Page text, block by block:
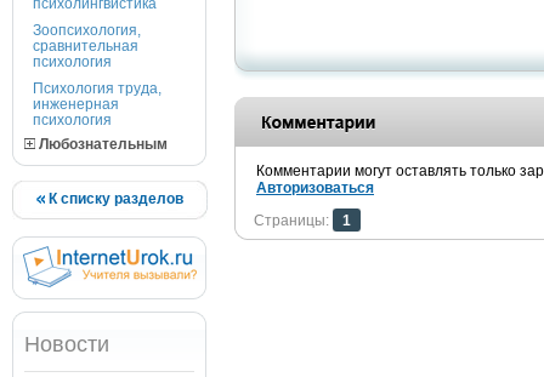
психолингвистика
Зоопсихология,
сравнительная
психология
Психология труда,
инженерная
психология
Любознательным
К списку разделов
Новости
Комментарии могут оставлять только
Авторизоваться
Страницы:
1